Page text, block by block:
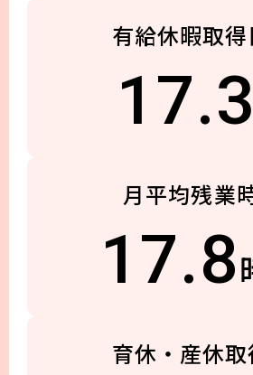
有給休暇取得
17.3
月平均残業
17.8
育休・産休取